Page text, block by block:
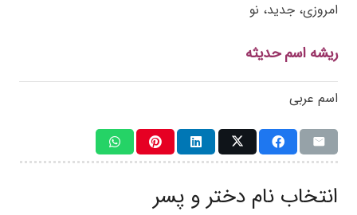
امروزی، جدید، نو
ریشه اسم حدیثه
اسم عربی
انتخاب نام دختر و پسر